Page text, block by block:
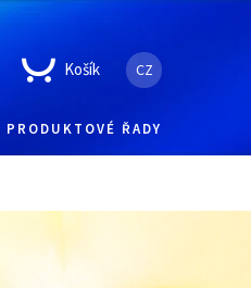
Košík CZ
PRODUKTOVÉ ŘADY